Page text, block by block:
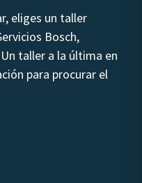
eliges un taller
Bosch,
taller a la última en
para procurar el